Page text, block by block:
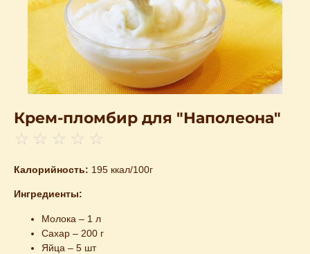
Крем-пломбир для "Наполеона"
☆ ☆ ☆ ☆ ☆
Калорийность: 195 ккал/100г
Ингредиенты:
Молока – 1 л
Сахар – 200 г
Яйца – 5 шт